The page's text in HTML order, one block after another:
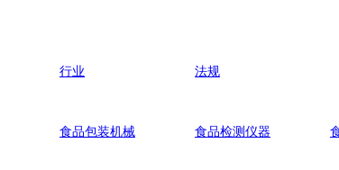
行业 法规
食品包装机械 食品检测仪器